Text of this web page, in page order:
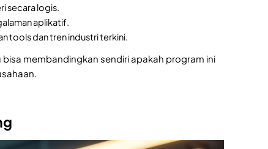
secara logis.
aplikatif.
tools dan tren industri terkini.
membandingkan sendiri apakah program ini